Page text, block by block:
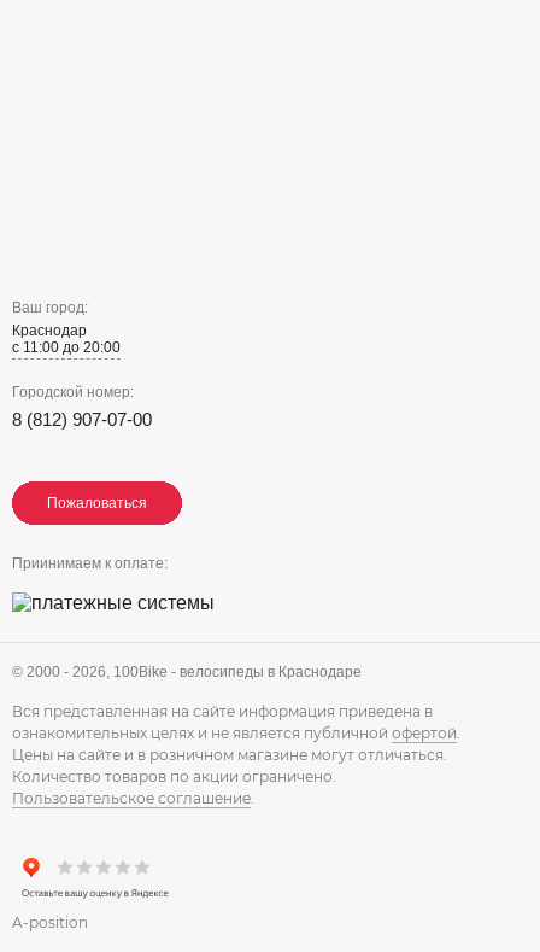
Ваш город:
Краснодар
с 11:00 до 20:00
Городской номер:
8 (812) 907-07-00
Пожаловаться
Пожаловаться
Пожаловаться
Приинимаем к оплате:
© 2000 - 2026, 100Bike - велосипеды в Краснодаре
Вся представленная на сайте информация приведена в
ознакомительных целях и не является публичной офертой.
Цены на сайте и в розничном магазине могут отличаться.
Количество товаров по акции ограничено.
Пользовательское соглашение.
A-position